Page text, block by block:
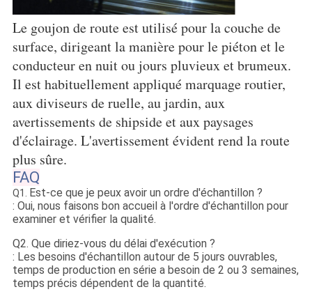
Le goujon de route est utilisé pour la couche de
surface, dirigeant la manière pour le piéton et le
conducteur en nuit ou jours pluvieux et brumeux.
Il est habituellement appliqué marquage routier,
aux diviseurs de ruelle, au jardin, aux
avertissements de shipside et aux paysages
d'éclairage. L'avertissement évident rend la route
plus sûre.
FAQ
Q1. Est-ce que je peux avoir un ordre d'échantillon ?
: Oui, nous faisons bon accueil à l'ordre d'échantillon pour
examiner et vérifier la qualité.
Q2. Que diriez-vous du délai d'exécution ?
: Les besoins d'échantillon autour de 5 jours ouvrables,
temps de production en série a besoin de 2 ou 3 semaines,
temps précis dépendent de la quantité.